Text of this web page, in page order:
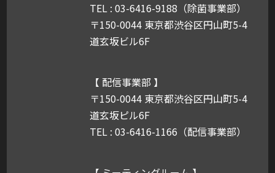
TEL : 03-6416-9188（除菌事業部）
〒150-0044 東京都渋谷区円山町5-4
道玄坂ビル6F
【 配信事業部 】
〒150-0044 東京都渋谷区円山町5-4
道玄坂ピル6F
TEL : 03-6416-1166（配信事業部）